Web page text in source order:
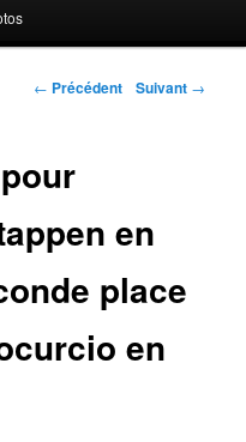
Navigation des articles
← Précédent Suivant →
en
place
en